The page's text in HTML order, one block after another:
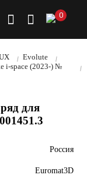
0
Evolute
i-space (2023-) №
для
Россия
Euromat3D